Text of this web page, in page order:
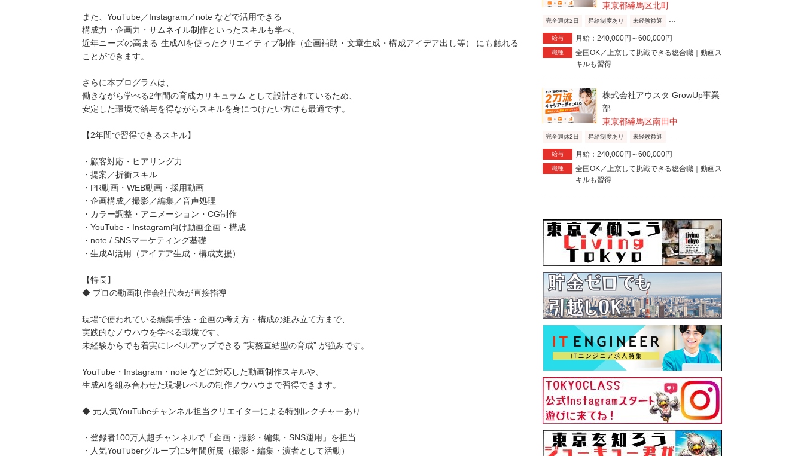
また、YouTube／Instagram／note などで活用できる
構成力・企画力・サムネイル制作といったスキルも学べ、
近年ニーズの高まる 生成AIを使ったクリエイティブ制作（企画補助・文章生成・構成アイデア出し等） にも触れる
ことができます。
さらに本プログラムは、
働きながら学べる2年間の育成カリキュラム として設計されているため、
安定した環境で給与を得ながらスキルを身につけたい方にも最適です。
【2年間で習得できるスキル】
・顧客対応・ヒアリング力
・提案／折衝スキル
・PR動画・WEB動画・採用動画
・企画構成／撮影／編集／音声処理
・カラー調整・アニメーション・CG制作
・YouTube・Instagram向け動画企画・構成
・note / SNSマーケティング基礎
・生成AI活用（アイデア生成・構成支援）
【特長】
◆ プロの動画制作会社代表が直接指導
現場で使われている編集手法・企画の考え方・構成の組み立て方まで、
実践的なノウハウを学べる環境です。
未経験からでも着実にレベルアップできる “実務直結型の育成” が強みです。
YouTube・Instagram・note などに対応した動画制作スキルや、
生成AIを組み合わせた現場レベルの制作ノウハウまで習得できます。
◆ 元人気YouTubeチャンネル担当クリエイターによる特別レクチャーあり
・登録者100万人超チャンネルで「企画・撮影・編集・SNS運用」を担当
・人気YouTuberグループに5年間所属（撮影・編集・演者として活動）
東京都練馬区北町
完全週休2日 昇給制度あり 未経験歓迎
給与 月給：240,000円～600,000円
職種
全国OK／上京して挑戦できる総合職｜動画ス
キルも習得
株式会社アウスタ GrowUp事業
部
東京都練馬区南田中
完全週休2日 昇給制度あり 未経験歓迎
給与 月給：240,000円～600,000円
職種
全国OK／上京して挑戦できる総合職｜動画ス
キルも習得